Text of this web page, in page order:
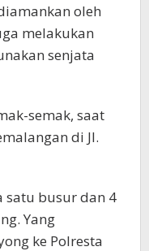
oleh
melakukan
senjata
semak, saat
di Jl.
satu busur dan 4
Yang
ke Polresta